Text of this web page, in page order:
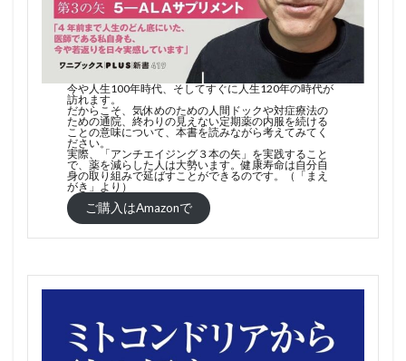
今や人生100年時代、そしてすぐに人生120年の時代が
訪れます。
だからこそ、気休めのための人間ドックや対症療法の
ための通院、終わりの見えない定期薬の内服を続ける
ことの意味について、本書を読みながら考えてみてく
ださい。
実際、「アンチエイジング３本の矢」を実践すること
で、薬を減らした人は大勢います。健康寿命は自分自
身の取り組みで延ばすことができるのです。（「まえ
がき」より）
ご購入はAmazonで